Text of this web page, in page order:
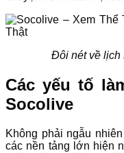
Đôi nét về lịch
Các yếu tố
Socolive
Không phải ngẫu
các nền tảng lớn hiện